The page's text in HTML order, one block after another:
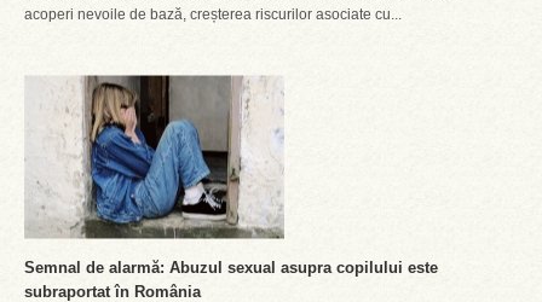
acoperi nevoile de bază, creșterea riscurilor asociate cu...
Semnal de alarmă: Abuzul sexual asupra copilului este
subraportat în România